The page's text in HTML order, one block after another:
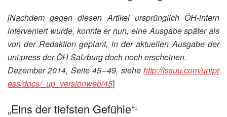
[Nachdem gegen diesen Artikel ursprünglich ÖH-intern
interveniert wurde, konnte er nun, eine Ausgabe später als
von der Redaktion geplant, in der aktuellen Ausgabe der
uni:press der ÖH Salzburg doch noch erscheinen.
Dezember 2014, Seite 45 – 49, siehe http://​issuu​.com/​u​n​i​p​r​
e​s​s​/​d​o​c​s​/​_​u​p​_​v​e​r​s​i​o​n​w​e​b​/45]
„Eins der tiefsten Gefühle“1